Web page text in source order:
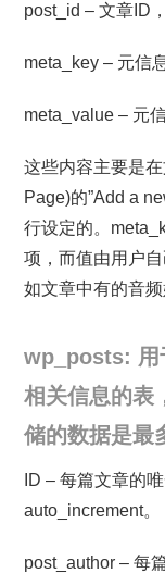
post_id – 文章ID
meta_key – 元信
meta_value – 元
这些内容主要是
Page)的”Add a
行设定的。
项，而值由用户
如文章中有的音频
wp_posts: 用
相关信息的表
储的数据是最
ID – 每篇文章的
auto_increment。
post_author – 每